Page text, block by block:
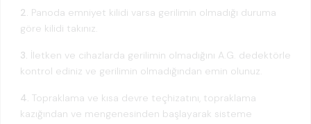
2. Panoda emniyet kilidi varsa gerilimin olmadığı duruma
göre kilidi takınız.
3. İletken ve cihazlarda gerilimin olmadığını A.G. dedektörle
kontrol ediniz ve gerilimin olmadığından emin olunuz.
4. Topraklama ve kısa devre teçhizatını, topraklama
kazığından ve mengenesinden başlayarak sisteme